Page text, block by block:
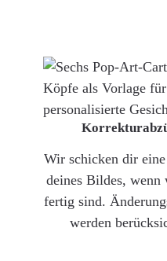
Wir schicken dir
deines Bildes, wenn
fertig sind.
werden